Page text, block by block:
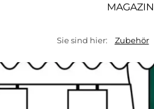
MAGAZIN
Sie sind hier: Zubehör